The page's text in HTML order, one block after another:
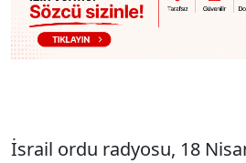
İsrail ordu radyosu, 18